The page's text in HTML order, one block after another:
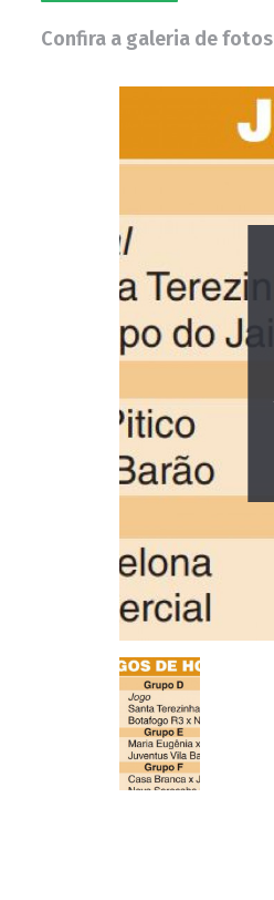
Confira a galeria de fotos